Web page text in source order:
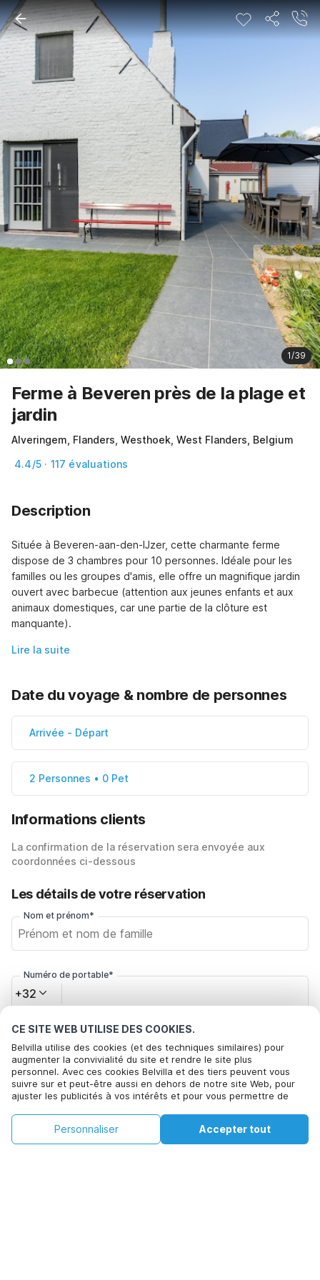
CE SITE WEB UTILISE DES COOKIES.
Belvilla utilise des cookies (et des techniques similaires) pour
augmenter la convivialité du site et rendre le site plus
personnel. Avec ces cookies Belvilla et des tiers peuvent vous
suivre sur et peut-être aussi en dehors de notre site Web, pour
ajuster les publicités à vos intérêts et pour vous permettre de
Accepter, vous acceptez de le faire. Plus d'informations peuvent
être trouvées dans notre
politique de cookie.
Accepter tout
Personnaliser
1/39
Ferme à Beveren près de la plage et
jardin
Alveringem, Flanders, Westhoek, West Flanders, Belgium
4.4/5 · 117 évaluations
Description
Située à Beveren-aan-den-IJzer, cette charmante ferme
dispose de 3 chambres pour 10 personnes. Idéale pour les
familles ou les groupes d'amis, elle offre un magnifique jardin
ouvert avec barbecue (attention aux jeunes enfants et aux
animaux domestiques, car une partie de la clôture est
manquante).
Lire la suite
Date du voyage & nombre de personnes
Arrivée - Départ
2 Personnes • 0 Pet
Informations clients
La confirmation de la réservation sera envoyée aux
coordonnées ci-dessous
Les détails de votre réservation
Nom et prénom*
Numéro de portable*
+32
Votre adresse e-mail*
Cliquez ici pour vous désabonner des offres de Belvilla. Vous
pouvez vous désinscrire à tout moment à l'avenir
Voir les disponibilités
€294
+
Voir les disponibilités